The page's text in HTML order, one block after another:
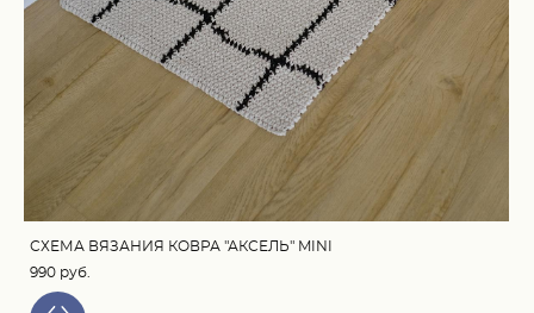
СХЕМА ВЯЗАНИЯ КОВРА "АКСЕЛЬ" MINI
990 pуб.